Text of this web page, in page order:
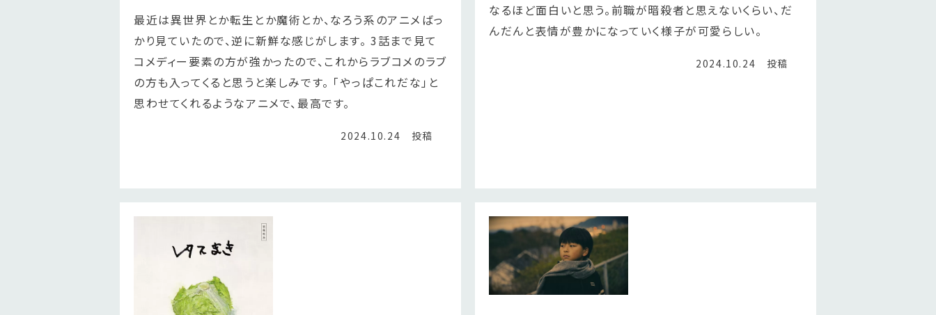
最近は異世界とか転生とか魔術とか、なろう系のアニメばっ
かり見ていたので、逆に新鮮な感じがします。 3話まで見て
コメディー要素の方が強かったので、これからラブコメのラブ
の方も入ってくると思うと楽しみです。 「やっぱこれだな」と
思わせてくれるようなアニメで、最高です。
2024.10.24 投稿
なるほど面白いと思う。前職が暗殺者と思えないくらい、だ
んだんと表情が豊かになっていく様子が可愛らしい。
2024.10.24 投稿